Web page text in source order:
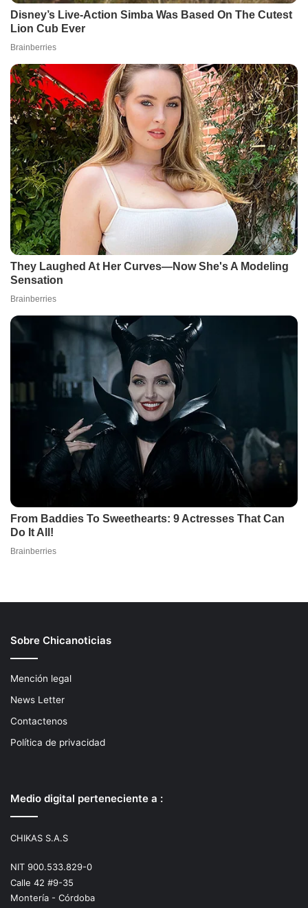
Sobre Chicanoticias
Mención legal
News Letter
Contactenos
Política de privacidad
Medio digital perteneciente a :
CHIKAS S.A.S
NIT 900.533.829-0
Calle 42 #9-35
Montería - Córdoba